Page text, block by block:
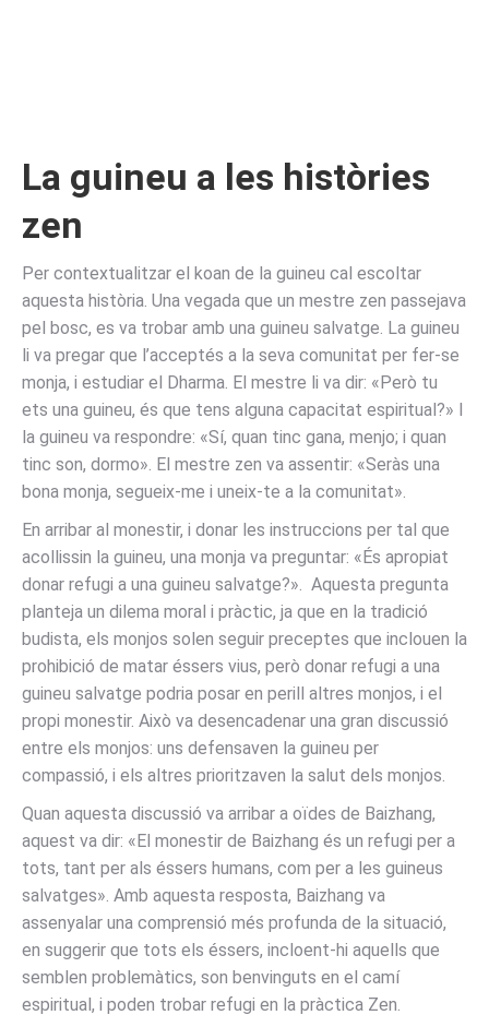
La guineu a les històries
zen
Per contextualitzar el koan de la guineu cal escoltar
aquesta història. Una vegada que un mestre zen passejava
pel bosc, es va trobar amb una guineu salvatge. La guineu
li va pregar que l’acceptés a la seva comunitat per fer-se
monja, i estudiar el Dharma. El mestre li va dir: «Però tu
ets una guineu, és que tens alguna capacitat espiritual?» I
la guineu va respondre: «Sí, quan tinc gana, menjo; i quan
tinc son, dormo». El mestre zen va assentir: «Seràs una
bona monja, segueix-me i uneix-te a la comunitat».
En arribar al monestir, i donar les instruccions per tal que
acollissin la guineu, una monja va preguntar: «És apropiat
donar refugi a una guineu salvatge?». Aquesta pregunta
planteja un dilema moral i pràctic, ja que en la tradició
budista, els monjos solen seguir preceptes que inclouen la
prohibició de matar éssers vius, però donar refugi a una
guineu salvatge podria posar en perill altres monjos, i el
propi monestir. Això va desencadenar una gran discussió
entre els monjos: uns defensaven la guineu per
compassió, i els altres prioritzaven la salut dels monjos.
Quan aquesta discussió va arribar a oïdes de Baizhang,
aquest va dir: «El monestir de Baizhang és un refugi per a
tots, tant per als éssers humans, com per a les guineus
salvatges». Amb aquesta resposta, Baizhang va
assenyalar una comprensió més profunda de la situació,
en suggerir que tots els éssers, incloent-hi aquells que
semblen problemàtics, son benvinguts en el camí
espiritual, i poden trobar refugi en la pràctica Zen.